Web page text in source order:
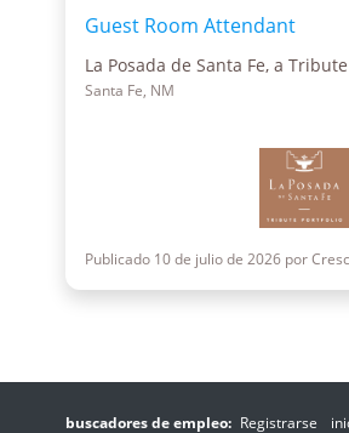
Guest Room Attendant
Santa Fe, NM
Publicado 10 de julio de 2026 por
buscadores de empleo: Registrarse